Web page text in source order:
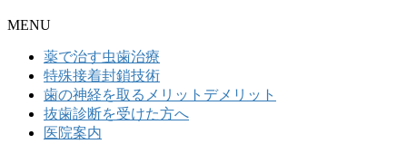
MENU
薬で治す虫歯治療
特殊接着封鎖技術
歯の神経を取るメリットデメリット
抜歯診断を受けた方へ
医院案内